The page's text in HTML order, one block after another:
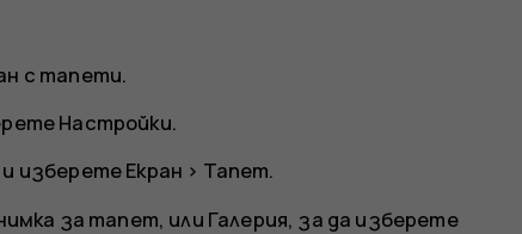
с тапети.
Настройки.
и изберетеЕкран > Тапет.
за тапет, или Галерия, за да изберете